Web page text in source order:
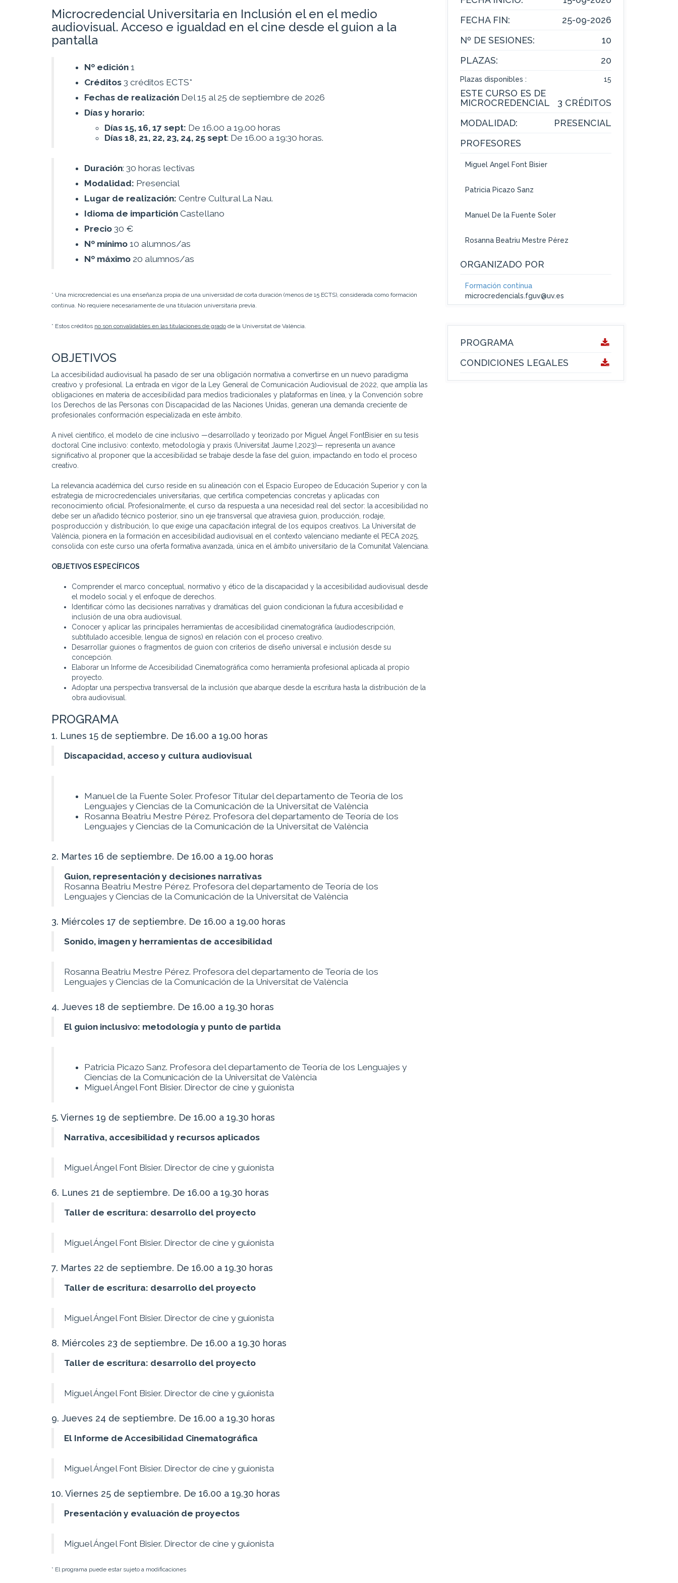
Microcredencial Universitaria en Inclusión el en el medio
audiovisual. Acceso e igualdad en el cine desde el guion a la
pantalla
Nº edición 1
Créditos 3 créditos ECTS*
Fechas de realización Del 15 al 25 de septiembre de 2026
Días y horario:
Días 15, 16, 17 sept: De 16.00 a 19.00 horas
Días 18, 21, 22, 23, 24, 25 sept: De 16.00 a 19:30 horas.
Duración: 30 horas lectivas
Modalidad: Presencial
Lugar de realización: Centre Cultural La Nau.
Idioma de impartición Castellano
Precio 30 €
Nº mínimo 10 alumnos/as
Nº máximo 20 alumnos/as
* Una microcredencial es una enseñanza propia de una universidad de corta duración (menos de 15 ECTS), considerada como formación
continua. No requiere necesariamente de una titulación universitaria previa.
* Estos créditos no son convalidables en las titulaciones de grado de la Universitat de València.
OBJETIVOS
La accesibilidad audiovisual ha pasado de ser una obligación normativa a convertirse en un nuevo paradigma
creativo y profesional. La entrada en vigor de la Ley General de Comunicación Audiovisual de 2022, que amplía las
obligaciones en materia de accesibilidad para medios tradicionales y plataformas en línea, y la Convención sobre
los Derechos de las Personas con Discapacidad de las Naciones Unidas, generan una demanda creciente de
profesionales conformación especializada en este ámbito.
A nivel científico, el modelo de cine inclusivo —desarrollado y teorizado por Miguel Ángel FontBisier en su tesis
doctoral Cine inclusivo: contexto, metodología y praxis (Universitat Jaume I,2023)— representa un avance
significativo al proponer que la accesibilidad se trabaje desde la fase del guion, impactando en todo el proceso
creativo.
La relevancia académica del curso reside en su alineación con el Espacio Europeo de Educación Superior y con la
estrategia de microcredenciales universitarias, que certifica competencias concretas y aplicadas con
reconocimiento oficial. Profesionalmente, el curso da respuesta a una necesidad real del sector: la accesibilidad no
debe ser un añadido técnico posterior, sino un eje transversal que atraviesa guion, producción, rodaje,
posproducción y distribución, lo que exige una capacitación integral de los equipos creativos. La Universitat de
València, pionera en la formación en accesibilidad audiovisual en el contexto valenciano mediante el PECA 2025,
consolida con este curso una oferta formativa avanzada, única en el ámbito universitario de la Comunitat Valenciana.
OBJETIVOS ESPECÍFICOS
Comprender el marco conceptual, normativo y ético de la discapacidad y la accesibilidad audiovisual desde
el modelo social y el enfoque de derechos.
Identificar cómo las decisiones narrativas y dramáticas del guion condicionan la futura accesibilidad e
inclusión de una obra audiovisual.
Conocer y aplicar las principales herramientas de accesibilidad cinematográfica (audiodescripción,
subtitulado accesible, lengua de signos) en relación con el proceso creativo.
Desarrollar guiones o fragmentos de guion con criterios de diseño universal e inclusión desde su
concepción.
Elaborar un Informe de Accesibilidad Cinematográfica como herramienta profesional aplicada al propio
proyecto.
Adoptar una perspectiva transversal de la inclusión que abarque desde la escritura hasta la distribución de la
obra audiovisual.
PROGRAMA
1. Lunes 15 de septiembre. De 16.00 a 19.00 horas
Discapacidad, acceso y cultura audiovisual
Manuel de la Fuente Soler. Profesor Titular del departamento de Teoría de los
Lenguajes y Ciencias de la Comunicación de la Universitat de València
Rosanna Beatriu Mestre Pérez. Profesora del departamento de Teoría de los
Lenguajes y Ciencias de la Comunicación de la Universitat de València
2. Martes 16 de septiembre. De 16.00 a 19.00 horas
Guion, representación y decisiones narrativas
Rosanna Beatriu Mestre Pérez. Profesora del departamento de Teoría de los
Lenguajes y Ciencias de la Comunicación de la Universitat de València
3. Miércoles 17 de septiembre. De 16.00 a 19.00 horas
Sonido, imagen y herramientas de accesibilidad
Rosanna Beatriu Mestre Pérez. Profesora del departamento de Teoría de los
Lenguajes y Ciencias de la Comunicación de la Universitat de València
4. Jueves 18 de septiembre. De 16.00 a 19.30 horas
El guion inclusivo: metodología y punto de partida
Patricia Picazo Sanz. Profesora del departamento de Teoría de los Lenguajes y
Ciencias de la Comunicación de la Universitat de València
Miguel Ángel Font Bisier. Director de cine y guionista
5. Viernes 19 de septiembre. De 16.00 a 19.30 horas
Narrativa, accesibilidad y recursos aplicados
Miguel Ángel Font Bisier. Director de cine y guionista
6. Lunes 21 de septiembre. De 16.00 a 19.30 horas
Taller de escritura: desarrollo del proyecto
Miguel Ángel Font Bisier. Director de cine y guionista
7. Martes 22 de septiembre. De 16.00 a 19.30 horas
Taller de escritura: desarrollo del proyecto
Miguel Ángel Font Bisier. Director de cine y guionista
8. Miércoles 23 de septiembre. De 16.00 a 19.30 horas
Taller de escritura: desarrollo del proyecto
Miguel Ángel Font Bisier. Director de cine y guionista
9. Jueves 24 de septiembre. De 16.00 a 19.30 horas
El Informe de Accesibilidad Cinematográfica
Miguel Ángel Font Bisier. Director de cine y guionista
10. Viernes 25 de septiembre. De 16.00 a 19.30 horas
Presentación y evaluación de proyectos
Miguel Ángel Font Bisier. Director de cine y guionista
* El programa puede estar sujeto a modificaciones
FECHA FIN:
25-09-2026
Nº DE SESIONES:
10
PLAZAS:
20
Plazas disponibles : 15
ESTE CURSO ES DE
MICROCREDENCIAL
3 CRÉDITOS
MODALIDAD:
PRESENCIAL
PROFESORES
Miguel Ángel Font Bisier
Patricia Picazo Sanz
Manuel De la Fuente Soler
Rosanna Beatriu Mestre Pérez
ORGANIZADO POR
Formación contínua
microcredencials.fguv@uv.es
PROGRAMA
CONDICIONES LEGALES